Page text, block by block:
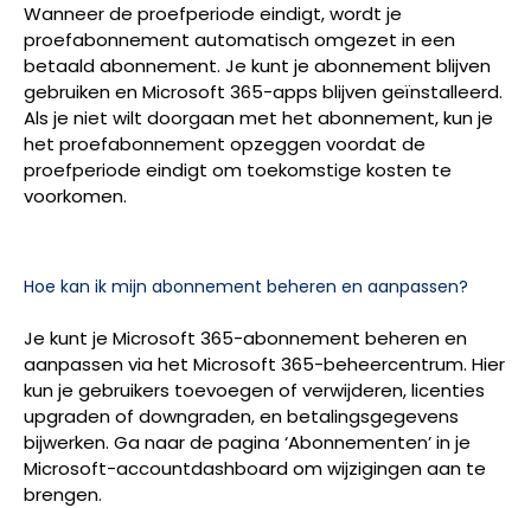
Wanneer de proefperiode eindigt, wordt je
proefabonnement automatisch omgezet in een
betaald abonnement. Je kunt je abonnement blijven
gebruiken en Microsoft 365-apps blijven geïnstalleerd.
Als je niet wilt doorgaan met het abonnement, kun je
het proefabonnement opzeggen voordat de
proefperiode eindigt om toekomstige kosten te
voorkomen.
Hoe kan ik mijn abonnement beheren en aanpassen?
Je kunt je Microsoft 365-abonnement beheren en
aanpassen via het Microsoft 365-beheercentrum. Hier
kun je gebruikers toevoegen of verwijderen, licenties
upgraden of downgraden, en betalingsgegevens
bijwerken. Ga naar de pagina ‘Abonnementen’ in je
Microsoft-accountdashboard om wijzigingen aan te
brengen.